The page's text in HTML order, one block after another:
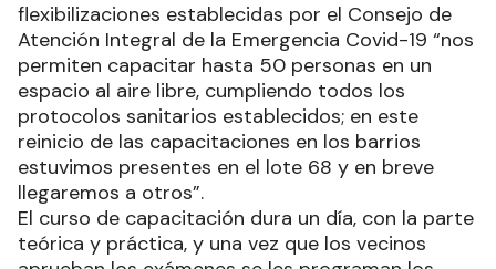
flexibilizaciones establecidas por el Consejo de
Atención Integral de la Emergencia Covid-19 “nos
permiten capacitar hasta 50 personas en un
espacio al aire libre, cumpliendo todos los
protocolos sanitarios establecidos; en este
reinicio de las capacitaciones en los barrios
estuvimos presentes en el lote 68 y en breve
llegaremos a otros”.
El curso de capacitación dura un día, con la parte
teórica y práctica, y una vez que los vecinos